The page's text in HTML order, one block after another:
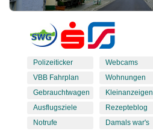
Polizeiticker
VBB Fahrplan
Gebrauchtwagen
Ausflugsziele
Notrufe
Webcams
Wohnungen
Kleinanzeigen
Rezepteblog
Damals war's